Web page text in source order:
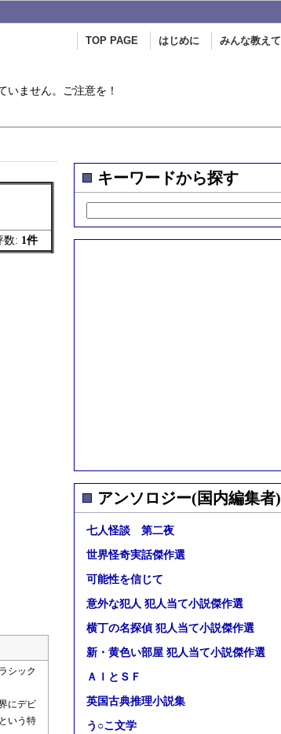
みんな教えて
はじめに
TOP PAGE
いません。ご注意を！
数: 1件
シック
にデビ
いう特
キーワードから探す
アンソロジー(国内編集者)
七人怪談 第二夜
世界怪奇実話傑作選
可能性を信じて
意外な犯人 犯人当て小説傑作選
横丁の名探偵 犯人当て小説傑作選
新・黄色い部屋 犯人当て小説傑作選
ＡＩとＳＦ
英国古典推理小説集
う○こ文学